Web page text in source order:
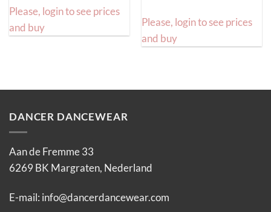
Please, login to see prices
and buy
Please, login to see prices
and buy
DANCER DANCEWEAR
Aan de Fremme 33
6269 BK Margraten, Nederland
E-mail: info@dancerdancewear.com